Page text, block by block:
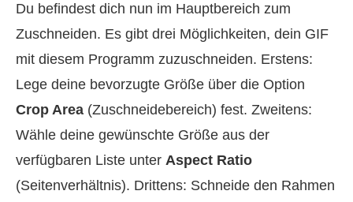
Du befindest dich nun im Hauptbereich zum
Zuschneiden. Es gibt drei Möglichkeiten, dein GIF
mit diesem Programm zuzuschneiden. Erstens:
Lege deine bevorzugte Größe über die Option
Crop Area (Zuschneidebereich) fest. Zweitens:
Wähle deine gewünschte Größe aus der
verfügbaren Liste unter Aspect Ratio
(Seitenverhältnis). Drittens: Schneide den Rahmen